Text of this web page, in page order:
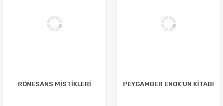
RÖNESANS MİSTİKLERİ PEYGAMBER ENOK’UN KİTABI